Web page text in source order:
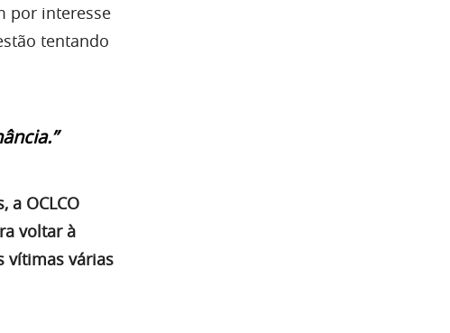
por interesse
tentando
a OCLCO
voltar à
vítimas várias